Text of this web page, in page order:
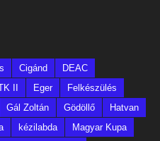
Cigánd
DEAC
II Eger
Felkészülés
Gál Zoltán Gödöllő
Hatvan
kézilabda
Magyar Kupa